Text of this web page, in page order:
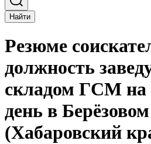
Найти
Резюме
должность
складом ГСМ
день в Берёзовом
(Хабаровский